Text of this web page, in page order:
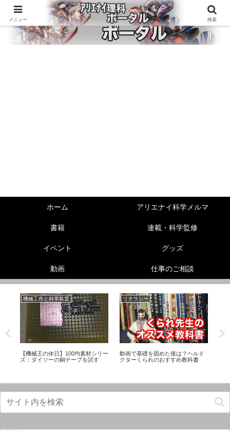
ホーム アリエナイ科学メルマ
書籍 連載・科学監修
イベント グッズ
動画 仕事のご相談
機械工作と科学装置
【機械王の休日】100均素材シリー
ズ：ダイソーの銅テープを試す
リテラシー
動画で基礎を固めた後は？ヘルド
クターくられのおすすめ教科書
メニュー 検索